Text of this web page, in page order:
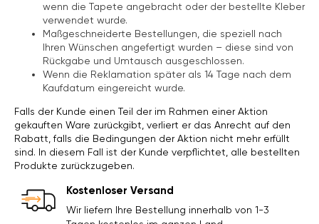
wenn die Tapete angebracht oder der bestellte Kleber
verwendet wurde.
Maßgeschneiderte Bestellungen, die speziell nach
Ihren Wünschen angefertigt wurden – diese sind von
Rückgabe und Umtausch ausgeschlossen.
Wenn die Reklamation später als 14 Tage nach dem
Kaufdatum eingereicht wurde.
Falls der Kunde einen Teil der im Rahmen einer Aktion
gekauften Ware zurückgibt, verliert er das Anrecht auf den
Rabatt, falls die Bedingungen der Aktion nicht mehr erfüllt
sind. In diesem Fall ist der Kunde verpflichtet, alle bestellten
Produkte zurückzugeben.
Kostenloser Versand
Wir liefern Ihre Bestellung innerhalb von 1-3